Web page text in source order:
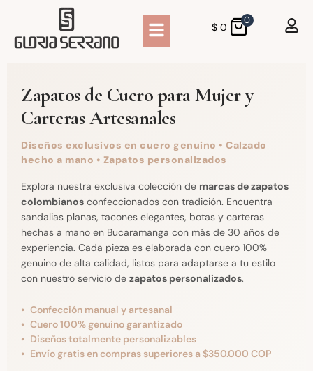
$0
0
Zapatos de Cuero para Mujer y
Carteras Artesanales
Diseños exclusivos en cuero genuino • Calzado
hecho a mano • Zapatos personalizados
Explora nuestra exclusiva colección de marcas de zapatos
colombianos confeccionados con tradición. Encuentra
sandalias planas, tacones elegantes, botas y carteras
hechas a mano en Bucaramanga con más de 30 años de
experiencia. Cada pieza es elaborada con cuero 100%
genuino de alta calidad, listos para adaptarse a tu estilo
con nuestro servicio de zapatos personalizados.
Confección manual y artesanal
Cuero 100% genuino garantizado
Diseños totalmente personalizables
Envío gratis en compras superiores a $350.000 COP